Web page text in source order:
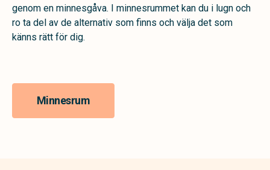
genom en minnesgåva. I minnesrummet kan du i lugn och
ro ta del av de alternativ som finns och välja det som
känns rätt för dig.
Minnesrum